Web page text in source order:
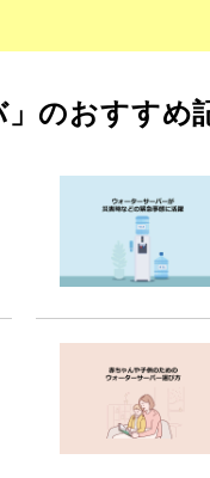
」のおすすめ